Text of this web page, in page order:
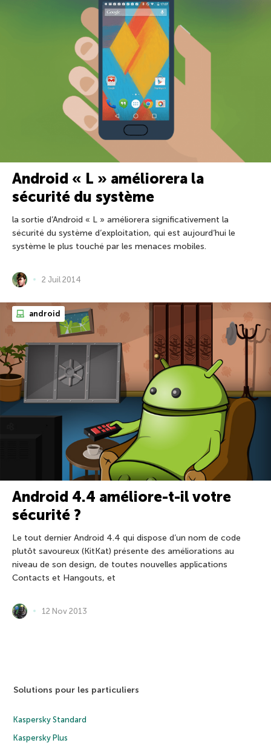
Android « L » améliorera la
sécurité du système
la sortie d’Android « L » améliorera significativement la
sécurité du système d’exploitation, qui est aujourd’hui le
système le plus touché par les menaces mobiles.
2 Juil 2014
android
Android 4.4 améliore-t-il votre
sécurité ?
Le tout dernier Android 4.4 qui dispose d’un nom de code
plutôt savoureux (KitKat) présente des améliorations au
niveau de son design, de toutes nouvelles applications
Contacts et Hangouts, et
12 Nov 2013
Solutions pour les particuliers
Kaspersky Standard
Kaspersky Plus